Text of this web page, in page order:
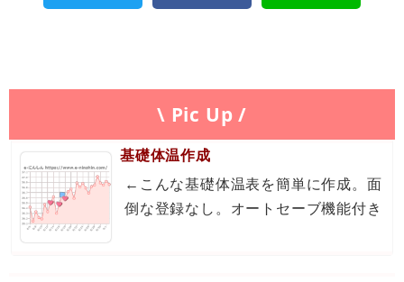
\ Pic Up /
基礎体温作成
←こんな基礎体温表を簡単に作成。面
倒な登録なし。オートセーブ機能付き